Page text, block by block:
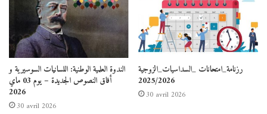
الندوة العلمية الوطنية: اللسانيات السوسيرية و
أفاق النصوص الجديدة – يوم 03 ماي
2026
30 avril 2026
رزنامة_امتحانات _السداسيات_الزوجية
2025/2026
30 avril 2026